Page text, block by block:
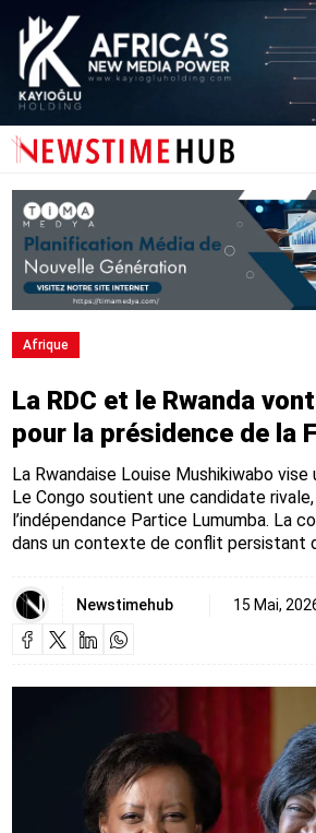
Afrique
La RDC et le Rwanda
pour la présidence de la
La Rwandaise Louise Mushikiwabo
Le Congo soutient une candidate
l’indépendance Partice Lumumba. La
dans un contexte de conflit persistant
Newstimehub 15 Mai,